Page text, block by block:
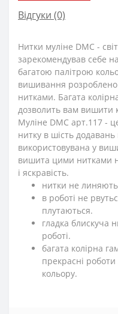
Відгуки (0)
Нитки муліне DMC -
зарекомендував себе
багатою палітрою
вишивання
нитками. Багата
дозволить вам вишити
Муліне DMC арт.117 -
нитку в шість
використовувана у
вишита цими нитками
і яскравість.
нитки не
в роботі не
плутаються.
гладка блискуча
роботі.
багата колірна
прекрасні
кольору.